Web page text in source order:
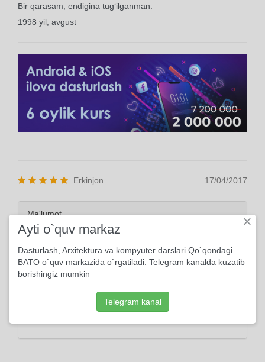
Bir qarasam, endigina tug‘ilganman.
1998 yil, avgust
Erkinjon 17/04/2017
Ma'lumot
2224 marta ko'rildi
Abdulla Oripov o'qidi
×
Ayti o`quv markaz
Dasturlash, Arxitektura va kompyuter darslari Qo`qondagi
BATO o`quv markazida o`rgatiladi. Telegram kanalda kuzatib
borishingiz mumkin
Telegram kanal